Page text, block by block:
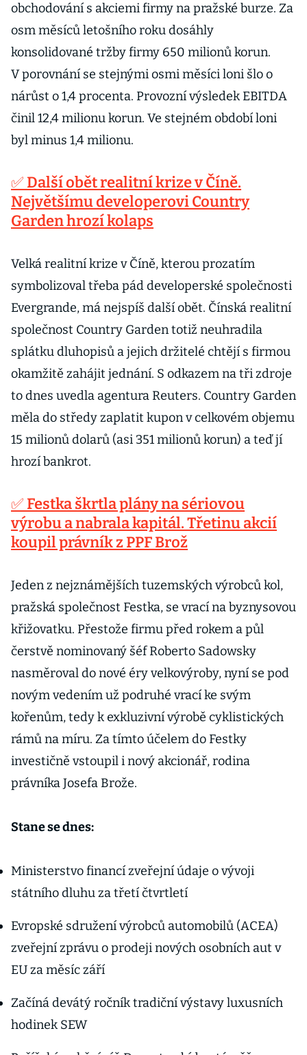
obchodování s akciemi firmy na pražské burze. Za
osm měsíců letošního roku dosáhly
konsolidované tržby firmy 650 milionů korun.
V porovnání se stejnými osmi měsíci loni šlo o
nárůst o 1,4 procenta. Provozní výsledek EBITDA
činil 12,4 milionu korun. Ve stejném období loni
byl minus 1,4 milionu.
✅ Další obět realitní krize v Číně.
Největšímu developerovi Country
Garden hrozí kolaps
Velká realitní krize v Číně, kterou prozatím
symbolizoval třeba pád developerské společnosti
Evergrande, má nejspíš další obět. Čínská realitní
společnost Country Garden totiž neuhradila
splátku dluhopisů a jejich držitelé chtějí s firmou
okamžitě zahájit jednání. S odkazem na tři zdroje
to dnes uvedla agentura Reuters. Country Garden
měla do středy zaplatit kupon v celkovém objemu
15 milionů dolarů (asi 351 milionů korun) a teď jí
hrozí bankrot.
✅ Festka škrtla plány na sériovou
výrobu a nabrala kapitál. Třetinu akcií
koupil právník z PPF Brož
Jeden z nejznámějších tuzemských výrobců kol,
pražská společnost Festka, se vrací na byznysovou
křižovatku. Přestože firmu před rokem a půl
čerstvě nominovaný šéf Roberto Sadowsky
nasměroval do nové éry velkovýroby, nyní se pod
novým vedením už podruhé vrací ke svým
kořenům, tedy k exkluzivní výrobě cyklistických
rámů na míru. Za tímto účelem do Festky
investičně vstoupil i nový akcionář, rodina
právníka Josefa Brože.
Stane se dnes:
Ministerstvo financí zveřejní údaje o vývoji
státního dluhu za třetí čtvrtletí
Evropské sdružení výrobců automobilů (ACEA)
zveřejní zprávu o prodeji nových osobních aut v
EU za měsíc září
Začíná devátý ročník tradiční výstavy luxusních
hodinek SEW